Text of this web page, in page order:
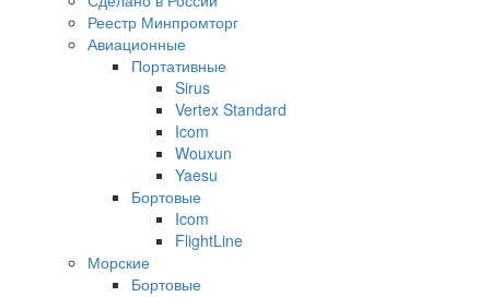
Реестр Минпромторг
Авиационные
Портативные
Sirus
Vertex Standard
Icom
Wouxun
Yaesu
Бортовые
Icom
FlightLine
Морские
Бортовые